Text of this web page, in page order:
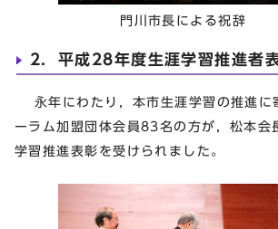
門川市長による祝辞
2．平成28年度生涯学習推進者
永年にわたり，本市生涯学習の推進に
ーラム加盟団体会員83名の方が，松本会
学習推進表彰を受けられました。